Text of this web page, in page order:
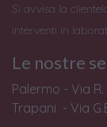
Si avvisa la
interventi in
Le nostre
Palermo - Via
Trapani - Via